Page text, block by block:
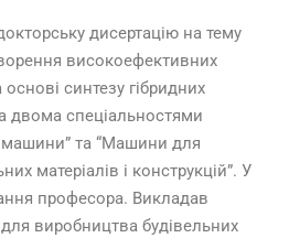
дисертацію на тему
високоефективних
синтезу гібридних
двома спеціальностями
машини” та “Машини для
матеріалів і конструкцій”. У
професора. Викладав
виробництва будівельних